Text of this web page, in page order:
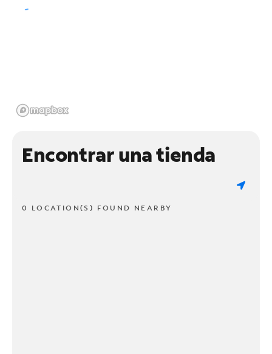
Encontrar una tienda
0 LOCATION(S) FOUND NEARBY